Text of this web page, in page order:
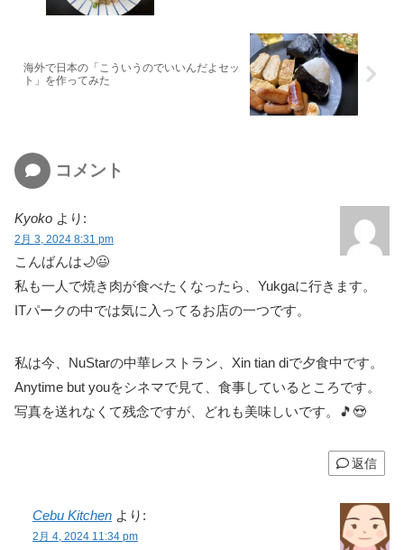
海外で日本の「こういうのでいいんだよセッ
ト」を作ってみた
コメント
Kyoko より:
2月 3, 2024 8:31 pm
こんばんは🌙😃
私も一人で焼き肉が食べたくなったら、Yukgaに行きます。
ITパークの中では気に入ってるお店の一つです。
私は今、NuStarの中華レストラン、Xin tian diで夕食中です。
Anytime but youをシネマで見て、食事しているところです。
写真を送れなくて残念ですが、どれも美味しいです。🎵😍
返信
Cebu Kitchen より:
2月 4, 2024 11:34 pm